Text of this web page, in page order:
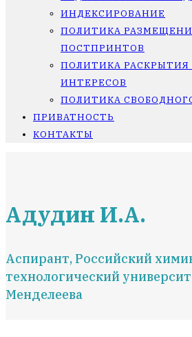
ИНДЕКСИРОВАНИЕ
ПОЛИТИКА
ПОСТПРИНТОВ
ПОЛИТИКА
ИНТЕРЕСОВ
ПОЛИТИКА
ПРИВАТНОСТЬ
КОНТАКТЫ
Адудин И.А.
Аспирант, Российский
технологический
Менделеева